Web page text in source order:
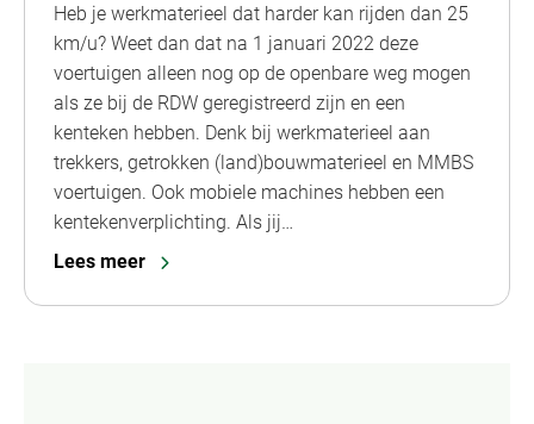
Heb je werkmaterieel dat harder kan rijden dan 25
km/u? Weet dan dat na 1 januari 2022 deze
voertuigen alleen nog op de openbare weg mogen
als ze bij de RDW geregistreerd zijn en een
kenteken hebben. Denk bij werkmaterieel aan
trekkers, getrokken (land)bouwmaterieel en MMBS
voertuigen. Ook mobiele machines hebben een
kentekenverplichting. Als jij…
Lees meer